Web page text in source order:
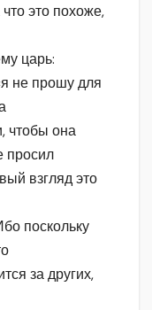
это похоже,
царь:
не прошу для
чтобы она
просил
взгляд это
поскольку
за других,